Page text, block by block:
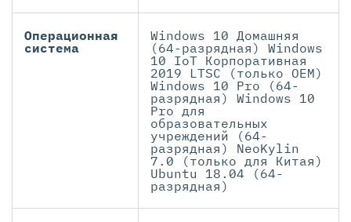
Операционная
система
Windows 10 Домашняя
(64-разрядная) Windows
10 IoT Корпоративная
2019 LTSC (только OEM)
Windows 10 Pro (64-
разрядная) Windows 10
Pro для
образовательных
учреждений (64-
разрядная) NeoKylin
7.0 (только для Китая)
Ubuntu 18.04 (64-
разрядная)